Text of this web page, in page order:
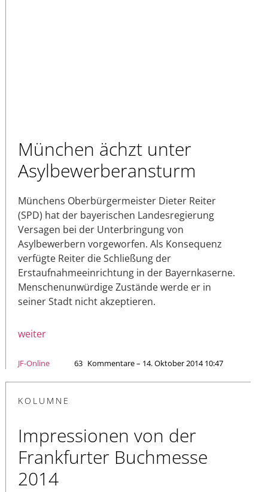
München ächzt unter
Asylbewerberansturm
Münchens Oberbürgermeister Dieter Reiter
(SPD) hat der bayerischen Landesregierung
Versagen bei der Unterbringung von
Asylbewerbern vorgeworfen. Als Konsequenz
verfügte Reiter die Schließung der
Erstaufnahmeeinrichtung in der Bayernkaserne.
Menschenunwürdige Zustände werde er in
seiner Stadt nicht akzeptieren.
weiter
JF-Online 63 Kommentare – 14. Oktober 2014 10:47
KOLUMNE
Impressionen von der
Frankfurter Buchmesse
2014